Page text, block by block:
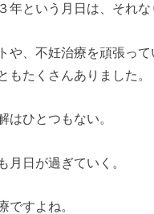
年という月日は、それ
や、不妊治療を頑張っ
もたくさんありました。
はひとつもない。
月日が過ぎていく。
ですよね。